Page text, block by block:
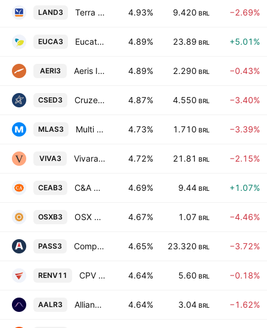
LAND3 Terra Santa Propriedades Agricolas SA 4.93% 9.420 BRL −2.69%
EUCA3 Eucatex S.A. Industria e Comercio 4.89% 23.89 BRL +5.01%
AERI3 Aeris Industria e Comercio de Equipamentos para Geracao deEnergia S.A. 4.89% 2.290 BRL −0.43%
CSED3 Cruzeiro do Sul Educacional SA 4.87% 4.550 BRL −3.40%
MLAS3 Multi Group S.A 4.73% 1.710 BRL −3.39%
VIVA3 Vivara Participacoes SA 4.72% 21.81 BRL −2.15%
CEAB3 C&A Modas SA 4.69% 9.44 BRL +1.07%
OSXB3 OSX Brasil S.A. 4.67% 1.07 BRL −4.46%
PASS3 Compass Gas e Energia SA 4.65% 23.320 BRL −3.72%
RENV11 CPV Energia Fundo De Investimento Imobiliario Responsabilidade Limitada 4.64% 5.60 BRL −0.18%
AALR3 Allianca Saude e Participacoes SA - ALLIAR 4.64% 3.04 BRL −1.62%